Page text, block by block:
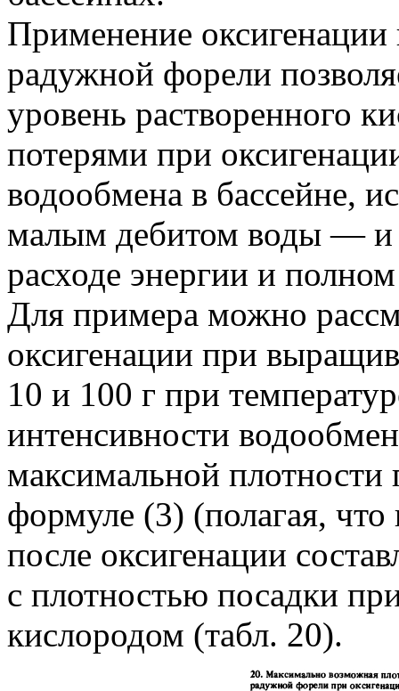
Применение
радужной форели
уровень растворенного
потерями при
водообмена в бассейне,
малым дебитом воды — и
расходе энергии и
Для примера можно
оксигенации при
10 и 100 г при
интенсивности
максимальной плотности
формуле (3) (полагая,
после оксигенации
с плотностью посадки
кислородом (табл. 20).